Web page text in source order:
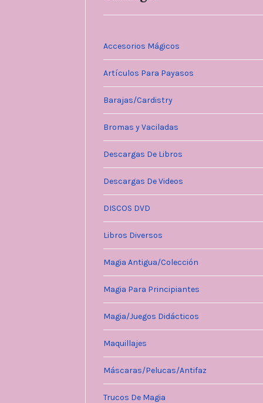
Accesorios Mágicos
Artículos Para Payasos
Barajas/Cardistry
Bromas y Vaciladas
Descargas De Libros
Descargas De Videos
DISCOS DVD
Libros Diversos
Magia Antigua/Colección
Magia Para Principiantes
Magia/Juegos Didácticos
Maquillajes
Máscaras/Pelucas/Antifaz
Trucos De Magia